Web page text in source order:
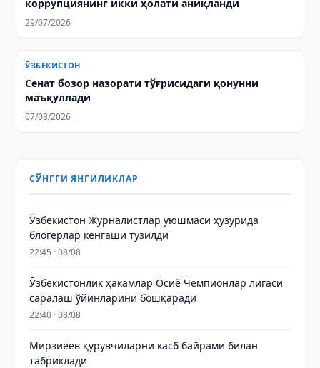
коррупциянинг икки ҳолати аниқланди
29/07/2026
ЎЗБЕКИСТОН
Сенат бозор назорати тўғрисидаги қонунни
маъқуллади
07/08/2026
СЎНГГИ ЯНГИЛИКЛАР
Ўзбекистон Журналистлар уюшмаси ҳузурида
блогерлар кенгаши тузилди
22:45 · 08/08
Ўзбекистонлик ҳакамлар Осиё Чемпионлар лигаси
саралаш ўйинларини бошқаради
22:40 · 08/08
Мирзиёев қурувчиларни касб байрами билан
табриклади